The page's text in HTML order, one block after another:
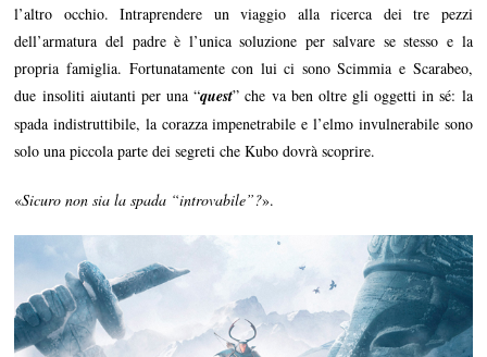
l’altro occhio. Intraprendere un viaggio alla ricerca dei tre pezzi
dell’armatura del padre è l’unica soluzione per salvare se stesso e la
propria famiglia. Fortunatamente con lui ci sono Scimmia e Scarabeo,
due insoliti aiutanti per una “quest” che va ben oltre gli oggetti in sé: la
spada indistruttibile, la corazza impenetrabile e l’elmo invulnerabile sono
solo una piccola parte dei segreti che Kubo dovrà scoprire.
«Sicuro non sia la spada “introvabile”?».